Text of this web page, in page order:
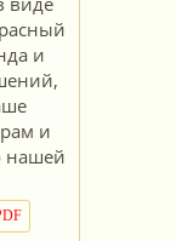
и
и
нашей